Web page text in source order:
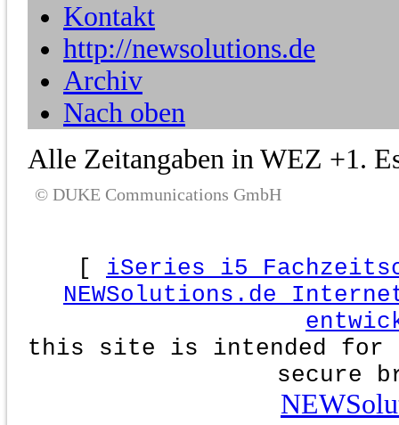
Kontakt
http://newsolutions.de
Archiv
Nach oben
Alle Zeitangaben in WEZ +1.
© DUKE Communications GmbH
[ iSeries i5
NEWSolutions.de
this site is intended for
secure